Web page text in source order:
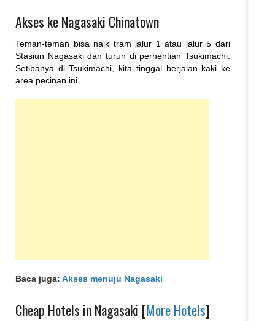
Akses ke Nagasaki Chinatown
Teman-teman bisa naik tram jalur 1 atau jalur 5 dari
Stasiun Nagasaki dan turun di perhentian Tsukimachi.
Setibanya di Tsukimachi, kita tinggal berjalan kaki ke
area pecinan ini.
Baca juga: Akses menuju Nagasaki
Cheap Hotels in Nagasaki [More Hotels]